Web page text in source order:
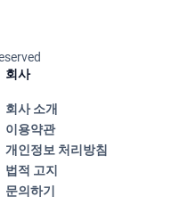
회사
회사 소개
이용약관
개인정보 처리방침
법적 고지
문의하기